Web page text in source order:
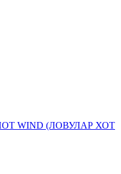
WIND (ЛОВУЛАР ХОТ